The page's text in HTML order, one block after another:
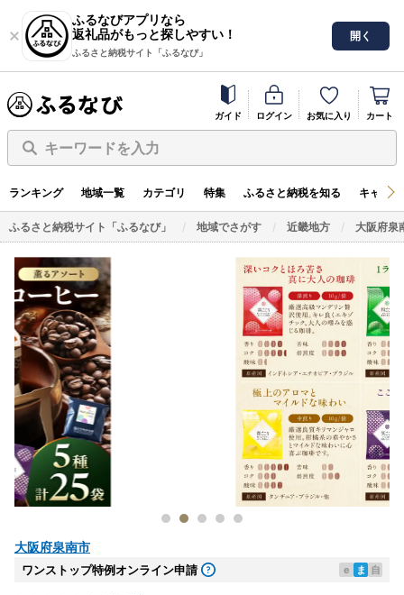
ふるなびアプリなら
返礼品がもっと探しやすい！
ふるさと納税サイト「ふるなび」
開く
ガイド ログイン お気に入り カート
キーワードを入力
ランキング 地域一覧 カテゴリ 特集 ふるさと納税を知る キャン
ふるさと納税サイト「ふるなび」 地域でさがす 近畿地方 大阪府泉
大阪府泉南市
ワンストップ特例オンライン申請 e ま 自